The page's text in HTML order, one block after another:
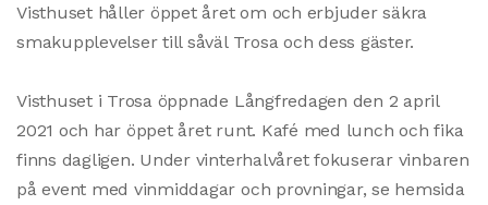
Visthuset håller öppet året om och erbjuder säkra
smakupplevelser till såväl Trosa och dess gäster.
Visthuset i Trosa öppnade Långfredagen den 2 april
2021 och har öppet året runt. Kafé med lunch och fika
finns dagligen. Under vinterhalvåret fokuserar vinbaren
på event med vinmiddagar och provningar, se hemsida